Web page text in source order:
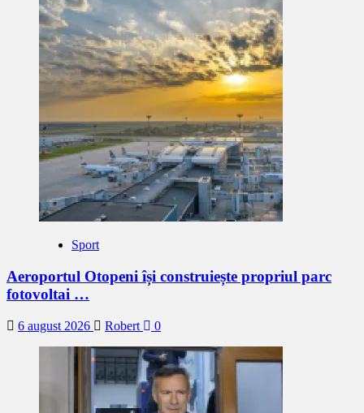
Sport
Aeroportul Otopeni își construiește propriul parc
fotovoltai …
6 august 2026 Robert 0